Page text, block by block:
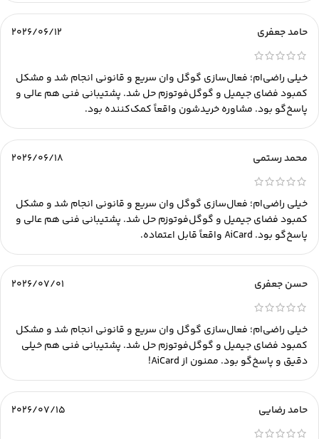
حامد جعفری 2026/06/12
خیلی راضی‌ام؛ فعال‌سازی گوگل وان سریع و قانونی انجام شد و مشکل
کمبود فضای جیمیل و گوگل‌فوتوزم حل شد. پشتیبانی فنی هم عالی و
پاسخ‌گو بود. مشاوره خریدشون واقعاً کمک‌کننده بود.
محمد رستمی 2026/06/18
خیلی راضی‌ام؛ فعال‌سازی گوگل وان سریع و قانونی انجام شد و مشکل
کمبود فضای جیمیل و گوگل‌فوتوزم حل شد. پشتیبانی فنی هم عالی و
پاسخ‌گو بود. AiCard واقعاً قابل اعتماده.
حسن جعفری 2026/07/01
خیلی راضی‌ام؛ فعال‌سازی گوگل وان سریع و قانونی انجام شد و مشکل
کمبود فضای جیمیل و گوگل‌فوتوزم حل شد. پشتیبانی فنی هم خیلی
دقیق و پاسخ‌گو بود. ممنون از AiCard!
حامد رضایی 2026/07/15